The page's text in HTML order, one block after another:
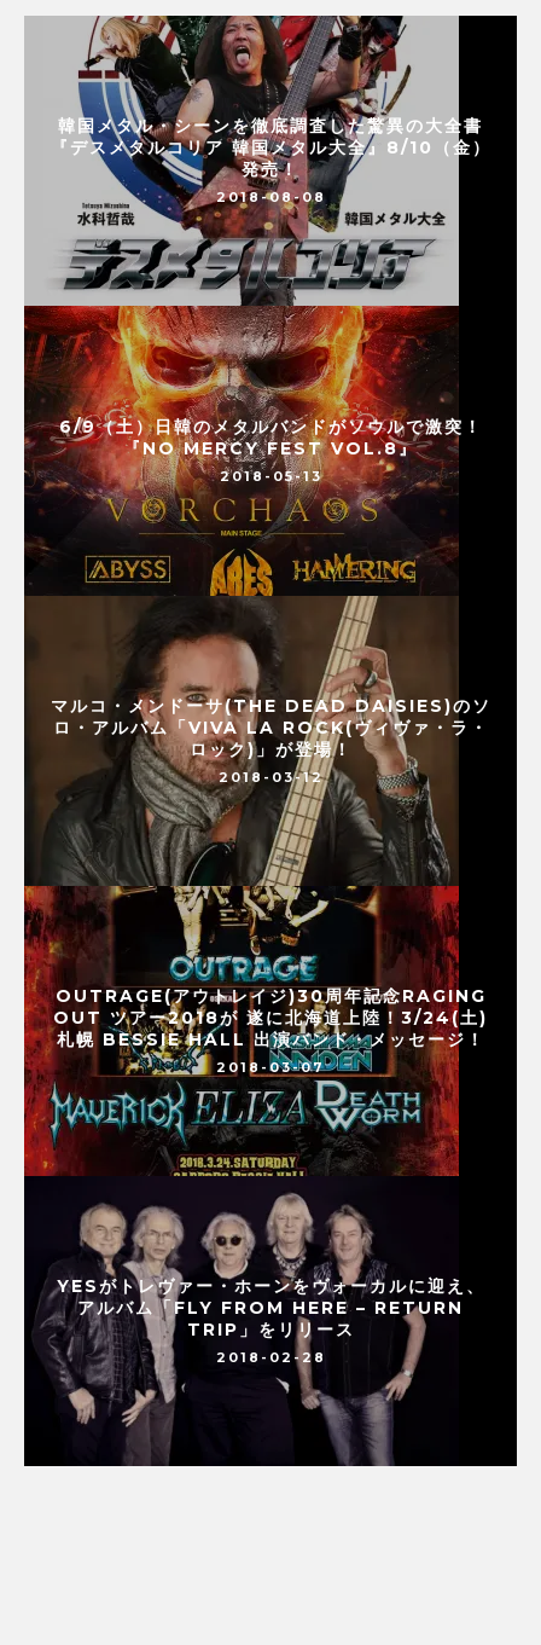
韓国メタル・シーンを徹底調査した驚異の大全書
『デスメタルコリア 韓国メタル大全』8/10（金）
発売！
2018-08-08
6/9（土）日韓のメタルバンドがソウルで激突！
『NO MERCY FEST VOL.8』
2018-05-13
マルコ・メンドーサ(THE DEAD DAISIES)のソ
ロ・アルバム「VIVA LA ROCK(ヴィヴァ・ラ・
ロック)」が登場！
2018-03-12
OUTRAGE(アウトレイジ)30周年記念RAGING
OUT ツアー2018が 遂に北海道上陸！3/24(土)
札幌 BESSIE HALL 出演バンド・メッセージ！
2018-03-07
YESがトレヴァー・ホーンをヴォーカルに迎え、
アルバム「FLY FROM HERE – RETURN
TRIP」をリリース
2018-02-28